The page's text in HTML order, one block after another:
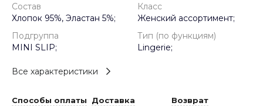
Состав
Хлопок 95%, Эластан 5%;
Класс
Женский ассортимент;
Подгруппа
MINI SLIP;
Тип (по функциям)
Lingerie;
Все характеристики
Способы оплаты Доставка Возврат